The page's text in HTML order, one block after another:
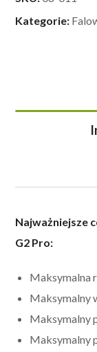
Kategorie:
Najważniejsze
G2 Pro:
Maksymalna
Maksymalny
Maksymalny
Maksymalny